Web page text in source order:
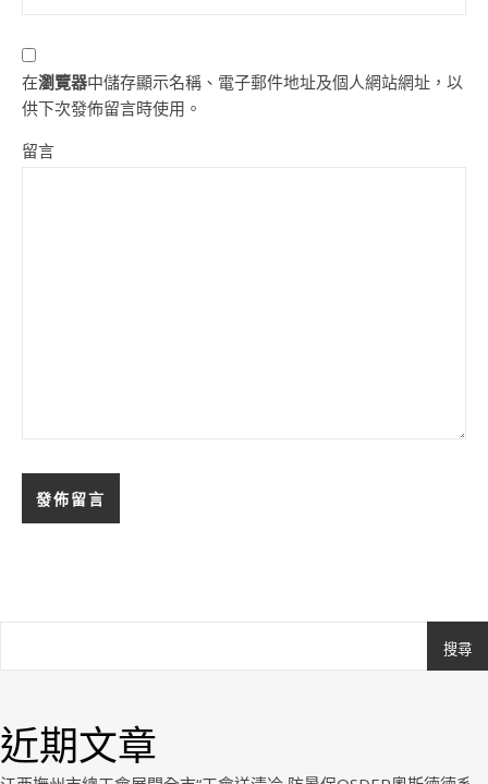
在瀏覽器中儲存顯示名稱、電子郵件地址及個人網站網址，以
供下次發佈留言時使用。
留言
搜尋
近期文章
Royal.